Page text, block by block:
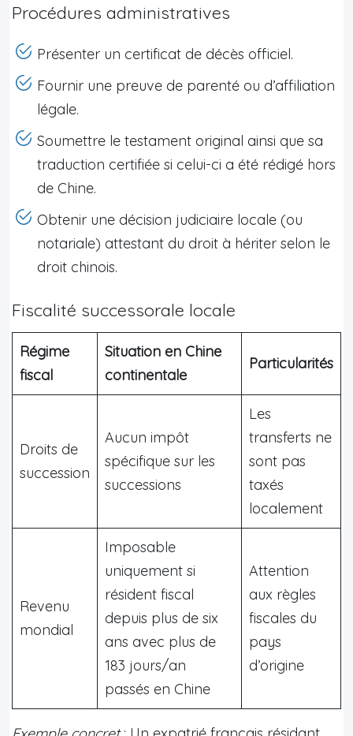
Procédures administratives
Présenter un certificat de décès officiel.
Fournir une preuve de parenté ou d’affiliation
légale.
Soumettre le testament original ainsi que sa
traduction certifiée si celui-ci a été rédigé hors
de Chine.
Obtenir une décision judiciaire locale (ou
notariale) attestant du droit à hériter selon le
droit chinois.
Fiscalité successorale locale
Régime
fiscal
Situation en Chine
continentale
Particularités
Droits de
succession
Aucun impôt
spécifique sur les
successions
Les
transferts ne
sont pas
taxés
localement
Revenu
mondial
Imposable
uniquement si
résident fiscal
depuis plus de six
ans avec plus de
183 jours/an
passés en Chine
Attention
aux règles
fiscales du
pays
d’origine